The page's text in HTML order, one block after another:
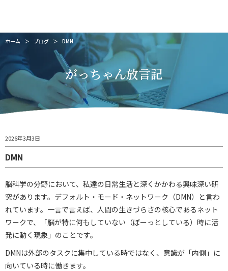
ホーム ＞ ブログ ＞ DMN
がっちゃん放言記
2026年3月3日
DMN
脳科学の分野において、私達の日常生活と深くかかわる興味深い研
究があります。デフォルト・モード・ネットワーク（DMN）と言わ
れています。一言で言えば、人間の生きづらさの核心であるネット
ワークで、「脳が特に何もしていない（ぼーっとしている）時に活
発に動く現象」のことです。
DMNは外部のタスクに集中している時ではなく、意識が「内側」に
向いている時に働きます。